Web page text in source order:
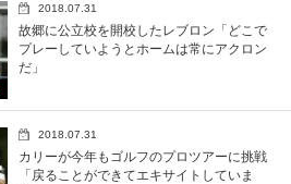
2018.07.31
故郷に公立校を開校したレブロン「どこで
プレーしていようとホームは常にアクロン
だ」
2018.07.31
カリーが今年もゴルフのプロツアーに挑戦
「戻ることができてエキサイトしていま